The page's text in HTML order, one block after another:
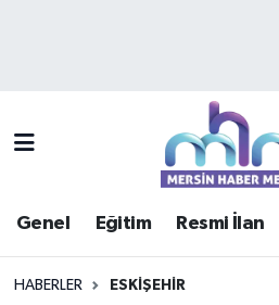
Genel Eğitim Resmi İlan
HABERLER ESKIŞEHIR
Mersin Trafik Yoğunluk
Süper Lig Puan Durumu